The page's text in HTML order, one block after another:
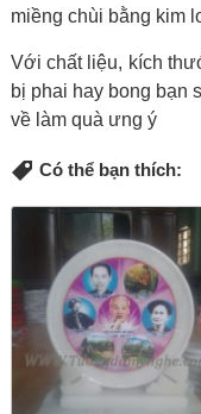
miềng chùi bằng kim
Với chất liệu, kích
bị phai hay bong bạn
về làm quà ưng ý
Có thể bạn thích: